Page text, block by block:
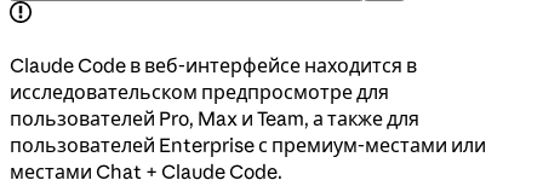
Claude Code в веб-интерфейсе находится в
исследовательском предпросмотре для
пользователей Pro, Max и Team, а также для
пользователей Enterprise с премиум-местами или
местами Chat + Claude Code.